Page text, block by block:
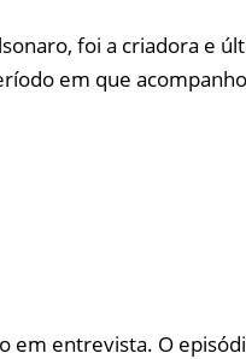
foi a criadora e
em que
em entrevista. O